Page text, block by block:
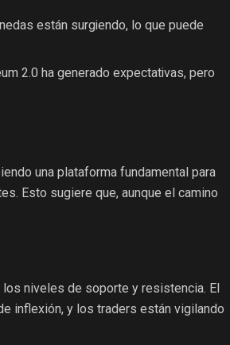
están surgiendo, lo que puede
2.0 ha generado expectativas, pero
una plataforma fundamental para
Esto sugiere que, aunque el camino
niveles de soporte y resistencia. El
inflexión, y los traders están vigilando